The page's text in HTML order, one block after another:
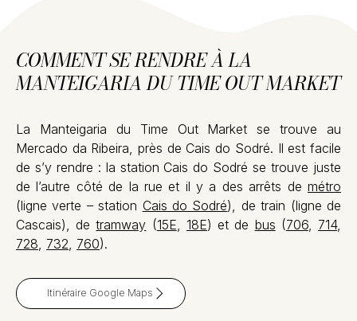
COMMENT SE RENDRE À LA
MANTEIGARIA DU TIME OUT MARKET
La Manteigaria du Time Out Market se trouve au
Mercado da Ribeira, près de Cais do Sodré. Il est facile
de s’y rendre : la station Cais do Sodré se trouve juste
de l’autre côté de la rue et il y a des arrêts de métro
(ligne verte – station Cais do Sodré), de train (ligne de
Cascais), detramway (15E, 18E) et de bus (706, 714,
728, 732, 760).
Itinéraire Google Maps